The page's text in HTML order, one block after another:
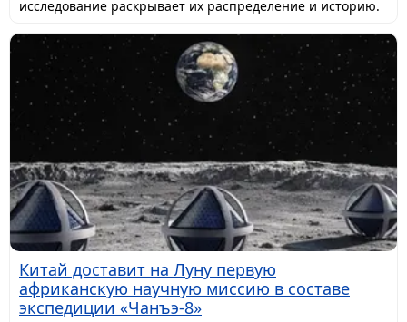
исследование раскрывает их распределение и историю.
Китай доставит на Луну первую
африканскую научную миссию в составе
экспедиции «Чанъэ-8»